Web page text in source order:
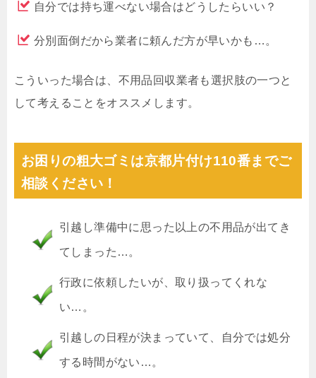
自分では持ち運べない場合はどうしたらいい？
分別面倒だから業者に頼んだ方が早いかも…。
こういった場合は、不用品回収業者も選択肢の一つと
して考えることをオススメします。
お困りの粗大ゴミは京都片付け110番までご
相談ください！
引越し準備中に思った以上の不用品が出てき
てしまった…。
行政に依頼したいが、取り扱ってくれな
い…。
引越しの日程が決まっていて、自分では処分
する時間がない…。